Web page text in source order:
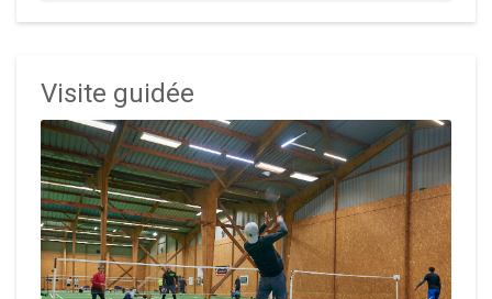
Visite guidée
Le badminton